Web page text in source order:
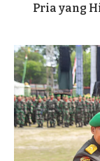
Pria yang